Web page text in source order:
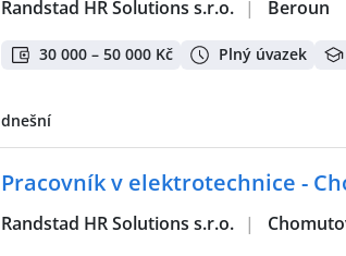
Randstad HR Solutions s.r.o. | Beroun
30 000 – 50 000 Kč Plný úvazek
dnešní
Pracovník v elektrotechnice -
Randstad HR Solutions s.r.o. |